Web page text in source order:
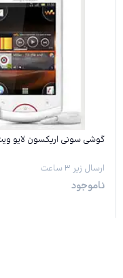
گوشی سونی اریکسون لایو
ارسال زیر ۳ ساعت
ناموجود